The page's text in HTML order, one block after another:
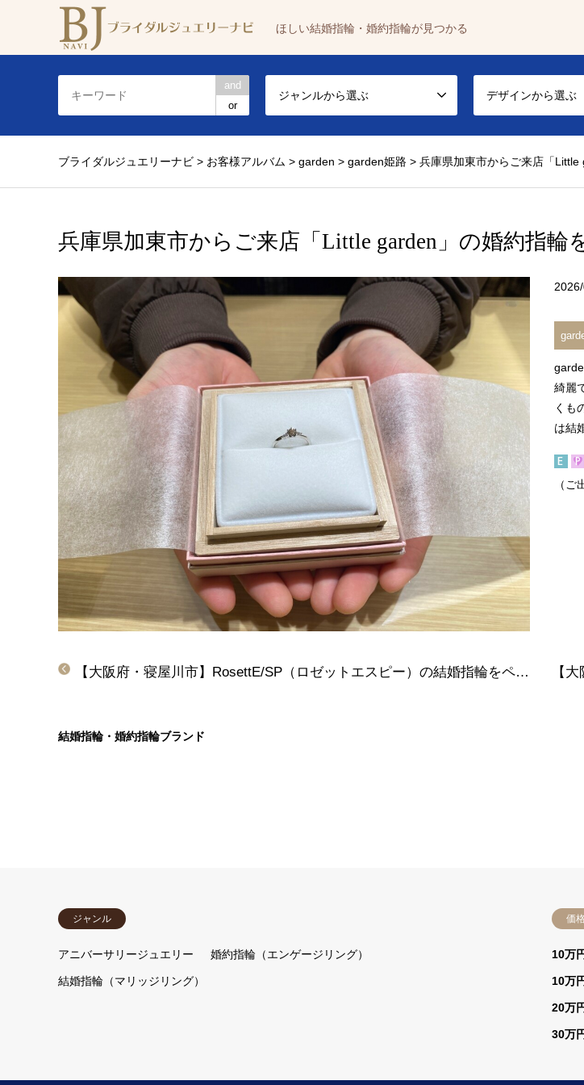
ほしい結婚指輪・婚約指輪が見つかる
and
or
ジャンルから選ぶ デザインから選ぶ
ブライダルジュエリーナビ > お客様アルバム > garden > garden姫路 > 兵庫県加東市からご来店「
兵庫県加東市からご来店「Little garden」の婚約指輪
綺麗
くも
は結
（ご
【大阪府・寝屋川市】RosettE/SP（ロゼットエスピー）の結婚指輪をペアでご成約いただきました。
結婚指輪・婚約指輪ブランド
ジャンル
アニバーサリージュエリー 婚約指輪（エンゲージリング）
結婚指輪（マリッジリング）
価
10万
10万
20万
30万